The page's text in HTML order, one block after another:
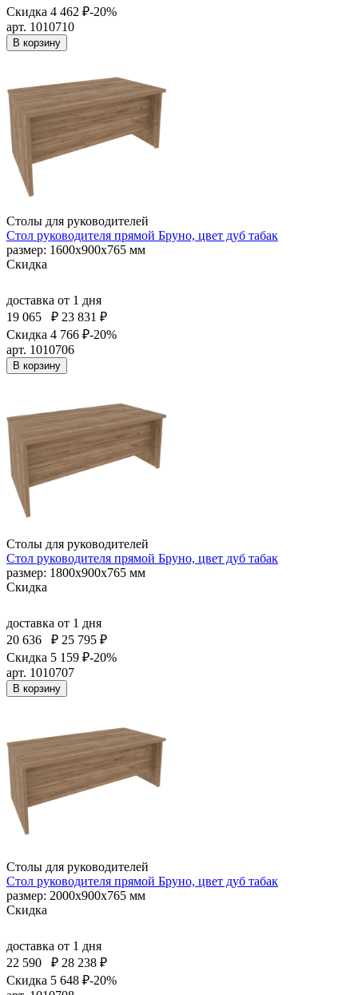
Скидка 4 462 ₽-20%
арт. 1010710
В корзину
Столы для руководителей
Стол руководителя прямой Бруно, цвет дуб табак
размер: 1600х900х765 мм
Скидка
доставка от 1 дня
19 065
₽ 23 831 ₽
Скидка 4 766 ₽-20%
арт. 1010706
В корзину
Столы для руководителей
Стол руководителя прямой Бруно, цвет дуб табак
размер: 1800х900х765 мм
Скидка
доставка от 1 дня
20 636
₽ 25 795 ₽
Скидка 5 159 ₽-20%
арт. 1010707
В корзину
Столы для руководителей
Стол руководителя прямой Бруно, цвет дуб табак
размер: 2000х900х765 мм
Скидка
доставка от 1 дня
22 590
₽ 28 238 ₽
Скидка 5 648 ₽-20%